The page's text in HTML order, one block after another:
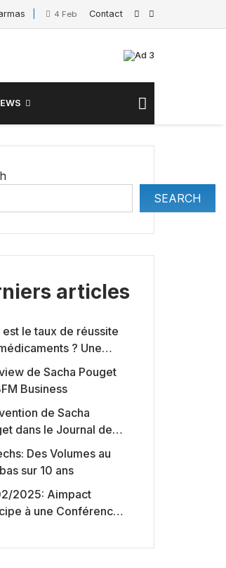
4 February 2025 Interview de Sacha
Contact
SEARCH
articles
est le taux de réussite
? Une
intéressante chez les
de Sacha Pouget
Business
de Sacha
dans le Journal des
de Boursorama
Des Volumes au
sur 10 ans
2025: Aimpact
à une Conférence
américains,